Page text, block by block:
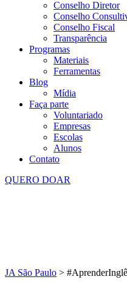
Conselho Diretor
Conselho
Conselho Fiscal
Transparência
Programas
Materiais
Ferramentas
Blog
Mídia
Faça parte
Voluntariado
Empresas
Escolas
Alunos
Contato
QUERO DOAR
JA São Paulo >